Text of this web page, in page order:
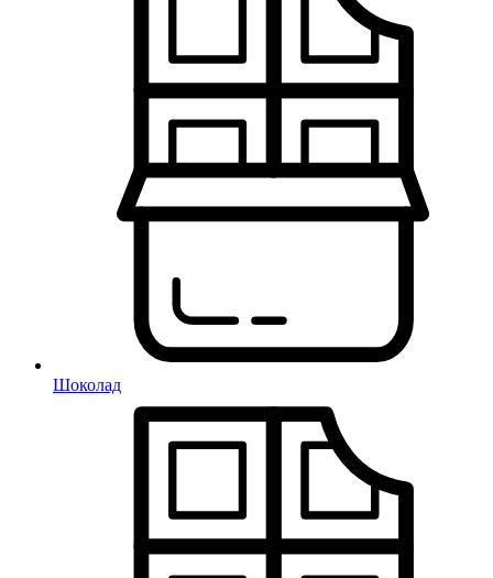
Шоколад